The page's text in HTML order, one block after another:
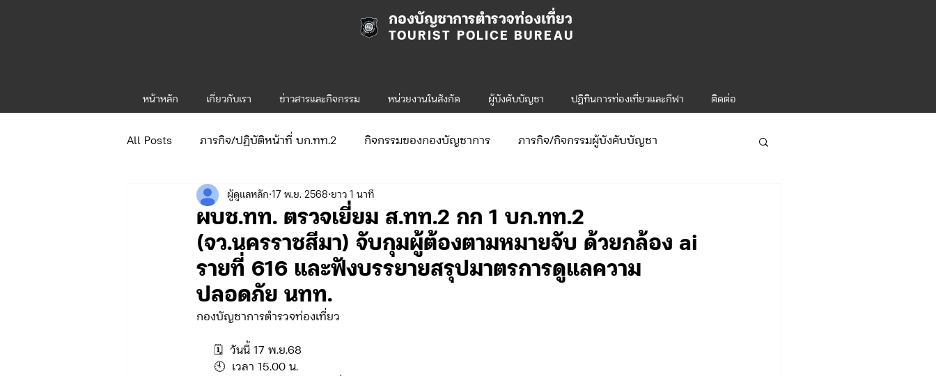
กองบัญชาการตำรวจท่องเที่ยว
TOURIST POLICE BUREAU
หน้าหลัก เกี่ยวกับเรา ข่าวสารและกิจกรรม หน่วยงานในสังกัด ผู้บังคับบัญชา ปฎิทินการท่องเที่ยวและกีฬา ติดต่อ
All Posts ภารกิจ/ปฏิบัติหน้าที่ บก.ทท.2 กิจกรรมของกองบัญชาการ ภารกิจ/กิจกรรมผู้บังคับบัญชา
ข่าวประกาศและคำสั่ง ข่าวรับสมัคร จัดซื้อจัดจ้าง/แผน/ตัวชี้วัด
จัดซื้อจัดจ้าง/แผน/ตัวชี้วัด ทท.1 ข่าวประกาศและคำสั่ง ทท.1 ข่าวรับสมัคร ทท.1
ภารกิจ/กิจกรรมผู้บังคับบัญชา ทท.2
ข่าวรับสมัคร ทท.2 จัดซื้อจัดจ้าง/แผน/ตัวชี้วัด ทท.2
ผบช.ทท. ตรวจเยี่ยม ส.ทท.2 กก 1 บก.ทท.2
(จว.นครราชสีมา) จับกุมผู้ต้องตามหมายจับ ด้วยกล้อง ai
รายที่ 616 และฟังบรรยายสรุปมาตรการดูแลความ
ปลอดภัย นทท.
ผู้ดูแลหลัก 17 พ.ย. 2568 ยาว 1 นาที
กองบัญชาการตำรวจท่องเที่ยว
     🗓️  วันนี้ 17 พ.ย.68
     🕙  เวลา 15.00 น.